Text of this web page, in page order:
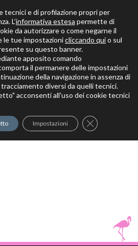
veri decoratori
tecnici e di profilazione propri per
L’informativa estesa permette di
da autorizzare o come negarne il
le tue impostazionicliccando quio sul
su questo banner.
apposito comando
il permanere delle impostazioni
della navigazione in assenza di
diversi da quelli tecnici.
acconsenti all'uso dei cookie tecnici
Impostazioni Close GDPR